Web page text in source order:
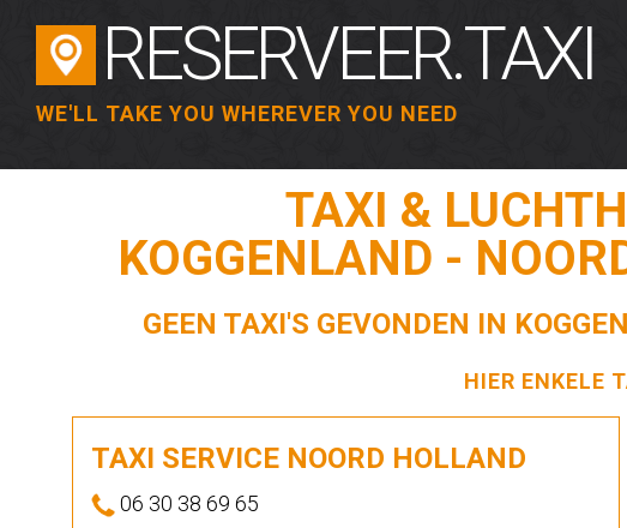
RESERVEER.TAXI
WE'LL TAKE YOU WHEREVER YOU NEED
TAXI &
KOGGENLAND -
GEEN TAXI'S GEVONDEN IN
HIER ENKELE
TAXI SERVICE NOORD HOLLAND
06 30 38 69 65